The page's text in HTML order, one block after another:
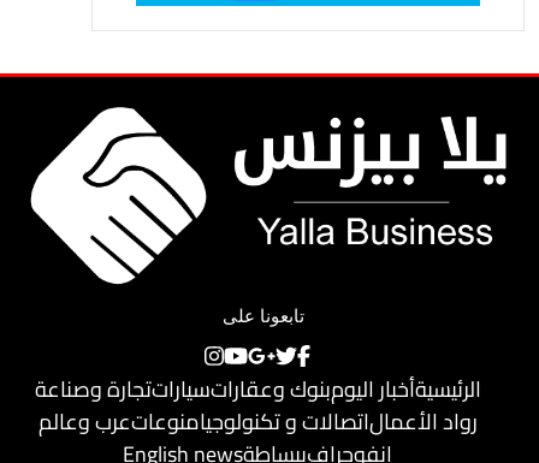
تابعونا على
الرئيسيةأخبار اليومبنوك وعقاراتسياراتتجارة وصناعة
رواد الأعمالاتصالات و تكنولوجيامنوعاتعرب وعالم
إنفوجرافببساطةEnglish news